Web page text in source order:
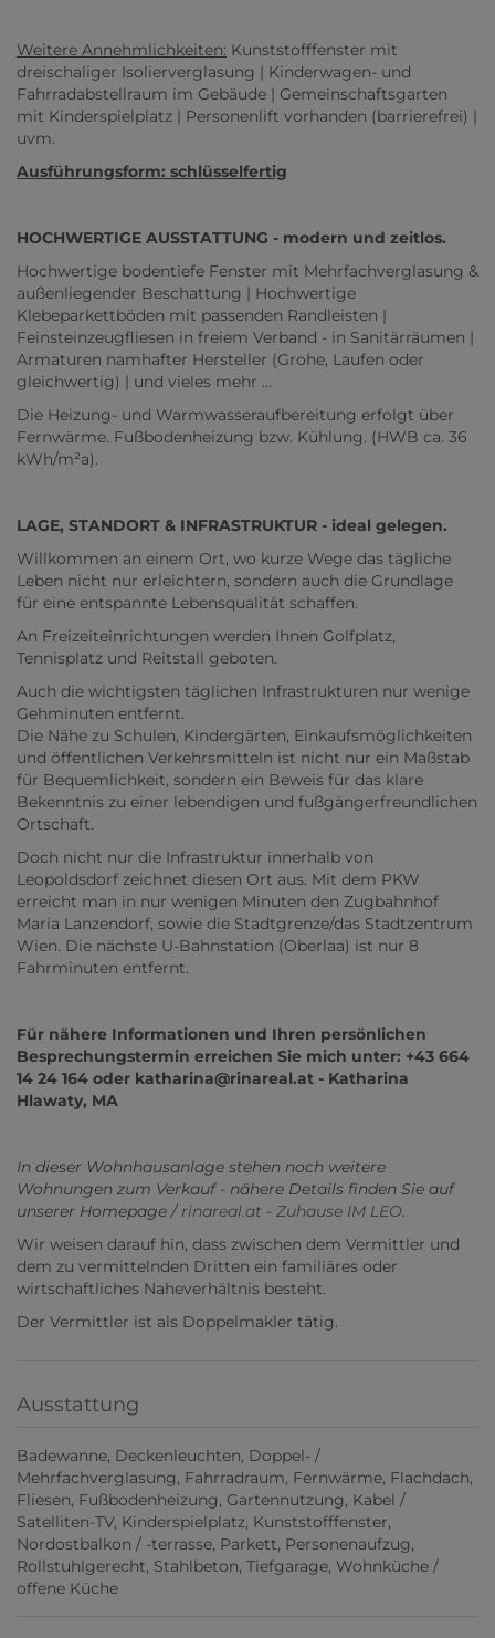
Weitere Annehmlichkeiten: Kunststofffenster mit
dreischaliger Isolierverglasung | Kinderwagen- und
Fahrradabstellraum im Gebäude | Gemeinschaftsgarten
mit Kinderspielplatz | Personenlift vorhanden (barrierefrei) |
uvm.
Ausführungsform: schlüsselfertig
HOCHWERTIGE AUSSTATTUNG - modern und zeitlos.
Hochwertige bodentiefe Fenster mit Mehrfachverglasung &
außenliegender Beschattung | Hochwertige
Klebeparkettböden mit passenden Randleisten |
Feinsteinzeugfliesen in freiem Verband - in Sanitärräumen |
Armaturen namhafter Hersteller (Grohe, Laufen oder
gleichwertig) | und vieles mehr ...
Die Heizung- und Warmwasseraufbereitung erfolgt über
Fernwärme. Fußbodenheizung bzw. Kühlung. (HWB ca. 36
kWh/m²a).
LAGE, STANDORT & INFRASTRUKTUR - ideal gelegen.
Willkommen an einem Ort, wo kurze Wege das tägliche
Leben nicht nur erleichtern, sondern auch die Grundlage
für eine entspannte Lebensqualität schaffen.
An Freizeiteinrichtungen werden Ihnen Golfplatz,
Tennisplatz und Reitstall geboten.
Auch die wichtigsten täglichen Infrastrukturen nur wenige
Gehminuten entfernt.
Die Nähe zu Schulen, Kindergärten, Einkaufsmöglichkeiten
und öffentlichen Verkehrsmitteln ist nicht nur ein Maßstab
für Bequemlichkeit, sondern ein Beweis für das klare
Bekenntnis zu einer lebendigen und fußgängerfreundlichen
Ortschaft.
Doch nicht nur die Infrastruktur innerhalb von
Leopoldsdorf zeichnet diesen Ort aus. Mit dem PKW
erreicht man in nur wenigen Minuten den Zugbahnhof
Maria Lanzendorf, sowie die Stadtgrenze/das Stadtzentrum
Wien. Die nächste U-Bahnstation (Oberlaa) ist nur 8
Fahrminuten entfernt.
Für nähere Informationen und Ihren persönlichen
Besprechungstermin erreichen Sie mich unter: +43 664
14 24 164 oder katharina@rinareal.at - Katharina
Hlawaty, MA
In dieser Wohnhausanlage stehen noch weitere
Wohnungen zum Verkauf - nähere Details finden Sie auf
unserer Homepage / rinareal.at - Zuhause IM LEO.
Wir weisen darauf hin, dass zwischen dem Vermittler und
dem zu vermittelnden Dritten ein familiäres oder
wirtschaftliches Naheverhältnis besteht.
Der Vermittler ist als Doppelmakler tätig.
Ausstattung
Badewanne Deckenleuchten Doppel- /
Mehrfachverglasung Fahrradraum Fernwärme Flachdach
Fliesen Fußbodenheizung Gartennutzung Kabel /
Satelliten-TV Kinderspielplatz Kunststofffenster
Nordostbalkon / -terrasse Parkett Personenaufzug
Rollstuhlgerecht Stahlbeton Tiefgarage Wohnküche /
offene Küche